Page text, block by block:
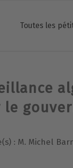
Toutes les
: M. Michel